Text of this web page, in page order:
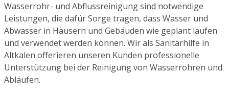
Wasserrohr- und Abflussreinigung sind notwendige
Leistungen, die dafür Sorge tragen, dass Wasser und
Abwasser in Häusern und Gebäuden wie geplant laufen
und verwendet werden können. Wir als Sanitärhilfe in
Altkalen offerieren unseren Kunden professionelle
Unterstützung bei der Reinigung von Wasserrohren und
Abläufen.